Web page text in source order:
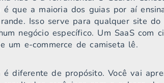
é que a maioria dos guias por aí
Isso serve para qualquer site
negócio específico. Um SaaS
um e-commerce de camiseta lê.
é diferente de propósito. Você vai